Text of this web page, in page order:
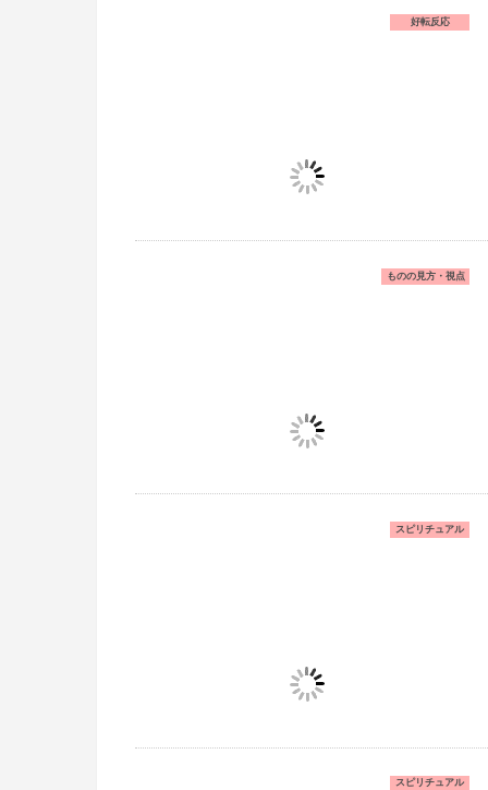
好転反応
ものの見方・視点
スピリチュアル
スピリチュアル